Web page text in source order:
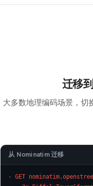
迁移
大多数地理编码场景，切
从 Nominatim 迁移
- GET